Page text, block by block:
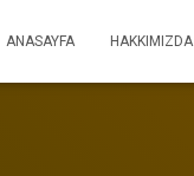
ANASAYFA HAKKIMIZDA